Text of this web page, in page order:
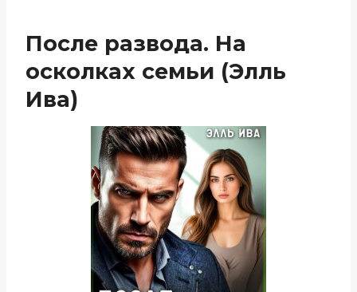
После развода. На
осколках семьи (Элль
Ива)